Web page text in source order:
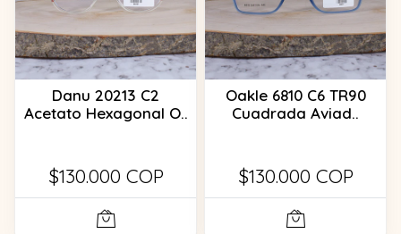
Danu 20213 C2
Acetato Hexagonal O..
$130.000 COP
Oakle 6810 C6 TR90
Cuadrada Aviad..
$130.000 COP